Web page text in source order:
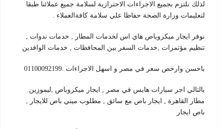
لذلك نلتزم بجميع الاجراءات الاحترازية لسلامة جميع عملائنا طبقا
لتعليمات وزارة الصحة حفاظا علي سلامة كافةالعملاء .
نوفر ايجار ميكروباص هاي اس لخدمات المطار , خدمات ندوات ,
تنظيم مؤتمرات ,خدمات السفر بين المحافظات , خدمات الوافدين
باحسن وارخص سعر في مصر و اسهل الاجراءات .01100092199
بالتالي اجر سيارات هايس في مصر , ايجار ميكروباص ,ليموزين
مطار القاهرة , ايجار باص مع سائق , مطلوب ميني باص للايجار ,
باص ايجار